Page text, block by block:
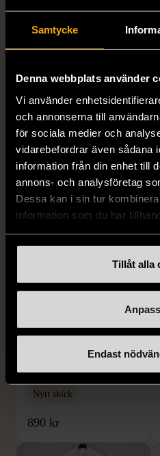
Samtycke
Denna webbplats använder
Vi använder
och annonserna till
för sociala medier och
vidarebefordrar även sådana
information från din enhet till
annons- och analysföretag
Dessa kan i sin tur
information som du har
Tillåt alla
Endast
1/5
Vit topp med
spetsdetaljer
Nytt skick
890 kr
Remake - tunn rock i
linne
Nytt skick
890 kr